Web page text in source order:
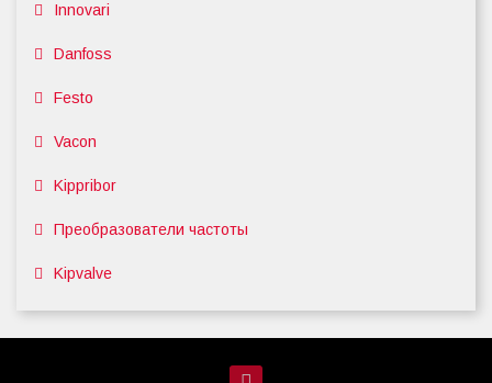
Innovari
Danfoss
Festo
Vacon
Kippribor
Преобразователи частоты
Kipvalve